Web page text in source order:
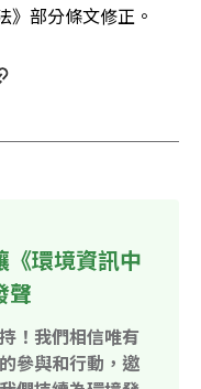
》部分條文修正。
環境資訊中
聲
！我們相信唯有
參與和行動，邀